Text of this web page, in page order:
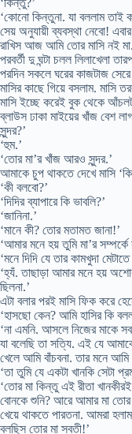
‘কিন্তু?’
‘কোনো কিন্তুনা. যা বললাম
সেয় অনুযায়ী ব্যবস্থা নেবো!
রাখিস আজ আমি তোর মাসি নই
পরবর্তী দু ঘন্টা চলল লিলাখেলা
পরদিন সকলে ঘরের কাজটাজ
মাসির কাছে গিয়ে বসলাম. মাসি
মাসি ইচ্ছে করেই বুক থেকে
ব্লাউস ঢাকা মাইয়ের খাঁজ বেশ
সুন্দর?’
‘হুম.’
‘তোর মা’র খাঁজ আরও সুন্দর.’
আমাকে চুপ থাকতে দেখে মাসি
‘কী বলবো?’
‘দিদির ব্যাপারে কি ভাবলি?’
‘জানিনা.’
‘মানে কী? তোর মতামত জানা!’
‘আমার মনে হয় তুমি মা’র সম্পর্কে
‘মনে দিদি যে তার কামখুদা
‘হ্যঁ. তাছাড়া আমার মনে হয়
ছিলনা.’
এটা বলার পরই মাসি ফিক করে
‘হাসছো কেন? আমি হাসির কি
‘না এমনি. আসলে নিজের মাকে
যা বলেছি তা সত্যি. এই যে
খেলে আমি বাঁচবনা. তার মনে আমি
‘তা তুমি যে একটা খানকি সেটা
‘তোর মা কিন্তু এই রীতা
বোনকে শুনি? আরে আমার মা
খেয়ে থাকতে পারতনা. আমরা
বলছিস তোর মা স্বতী!’